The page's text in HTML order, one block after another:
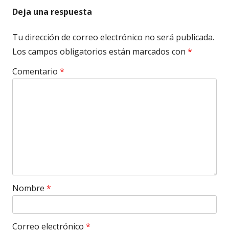
Deja una respuesta
Tu dirección de correo electrónico no será publicada.
Los campos obligatorios están marcados con *
Comentario *
Nombre *
Correo electrónico *